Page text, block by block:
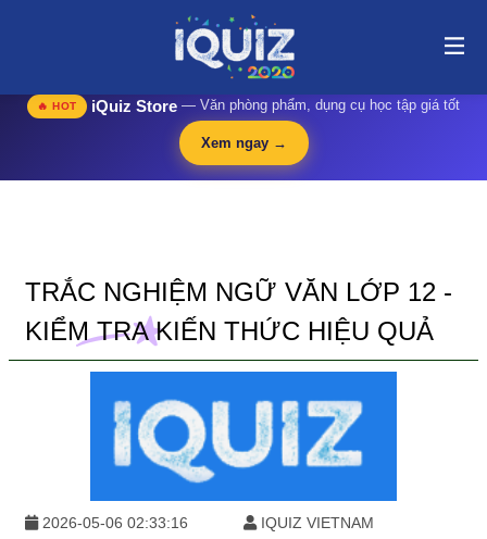
Trắc nghiệm Ngữ văn lớp 12 - Kiểm tra kiến thức hiệu quả | i-
quiz.vn@stop article@stop
🛍️
🔥 HOT iQuiz Store — Văn phòng phẩm, dụng cụ học tập giá tốt
Xem ngay →
TRẮC NGHIỆM NGỮ VĂN LỚP 12 -
KIỂM TRA KIẾN THỨC HIỆU QUẢ
2026-05-06 02:33:16
IQUIZ VIETNAM